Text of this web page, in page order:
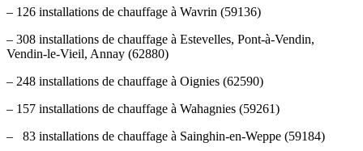
– 126 installations de chauffage à Wavrin (59136)
– 308 installations de chauffage à Estevelles, Pont-à-Vendin,
Vendin-le-Vieil, Annay (62880)
– 248 installations de chauffage à Oignies (62590)
– 157 installations de chauffage à Wahagnies (59261)
– 83 installations de chauffage à Sainghin-en-Weppe (59184)